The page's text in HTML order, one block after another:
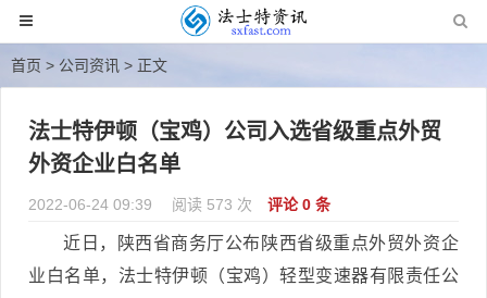
首页 > 公司资讯 > 正文
法士特伊顿（宝鸡）公司入选省级重点外贸
外资企业白名单
2022-06-24 09:39 阅读 573 次 评论 0 条
近日，陕西省商务厅公布陕西省级重点外贸外资企
业白名单，法士特伊顿（宝鸡）轻型变速器有限责任公